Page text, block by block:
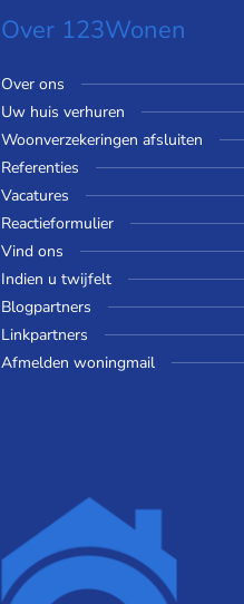
Over 123Wonen
Over ons
Uw huis verhuren
Woonverzekeringen afsluiten
Referenties
Vacatures
Reactieformulier
Vind ons
Indien u twijfelt
Blogpartners
Linkpartners
Afmelden woningmail